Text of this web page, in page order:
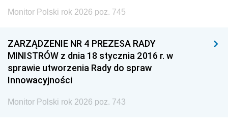
Monitor Polski rok 2026 poz. 745
ZARZĄDZENIE NR 4 PREZESA RADY
MINISTRÓW z dnia 18 stycznia 2016 r. w
sprawie utworzenia Rady do spraw
Innowacyjności
Monitor Polski rok 2026 poz. 743